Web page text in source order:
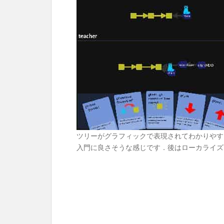
ツリーがグラフィックで表現されてわかりや
入門に良さそうな感じです．後はローカライ